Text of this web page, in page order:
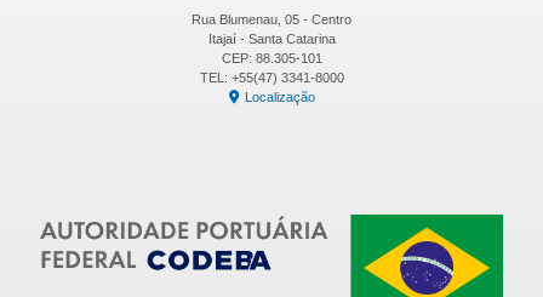
Rua Blumenau, 05 - Centro
Itajaí - Santa Catarina
CEP: 88.305-101
TEL: +55(47) 3341-8000
Localização